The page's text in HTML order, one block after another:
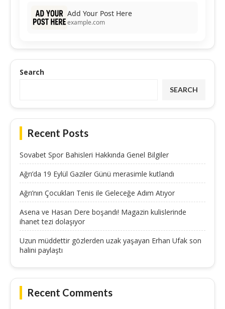
Add Your Post Here
example.com
Search
SEARCH
Recent Posts
Sovabet Spor Bahisleri Hakkında Genel Bilgiler
Ağrı’da 19 Eylül Gaziler Günü merasimle kutlandı
Ağrı’nın Çocukları Tenis ile Geleceğe Adım Atıyor
Asena ve Hasan Dere boşandı! Magazin kulislerinde
ihanet tezi dolaşıyor
Uzun müddettir gözlerden uzak yaşayan Erhan Ufak son
halini paylaştı
Recent Comments